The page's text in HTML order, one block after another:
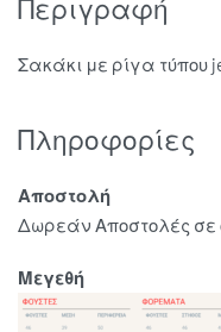
Περιγραφή
Σακάκι με ρίγα τύπου
Πληροφορίες
Αποστολή
Δωρεάν Αποστολές σε
Μεγεθή